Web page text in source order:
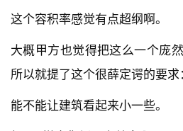
这个容积率感觉有点超纲啊。
大概甲方也觉得把这么一个庞
所以就提了这个很薛定谔的要求
能不能让建筑看起来小一些。